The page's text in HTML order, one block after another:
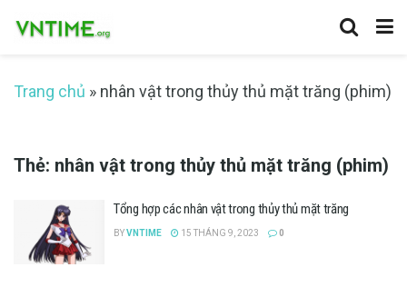
Trang chủ » nhân vật trong thủy thủ mặt trăng (phim)
Thẻ: nhân vật trong thủy thủ mặt trăng (phim)
Tổng hợp các nhân vật trong thủy thủ mặt trăng
BYVNTIME 15 THÁNG 9, 2023 0